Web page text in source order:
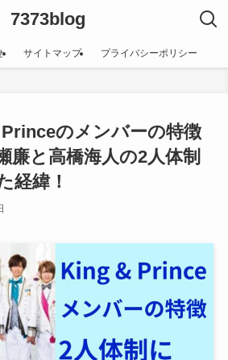
7373blog
サイトマップ プライバシーポリシー
のメンバーの特徴
廉と高橋海人の2人体制
経緯！